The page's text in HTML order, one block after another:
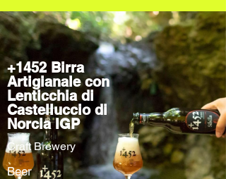
+1452 Birra
Artigianale con
Lenticchia di
Castelluccio di
Norcia IGP
Craft Brewery
Beer